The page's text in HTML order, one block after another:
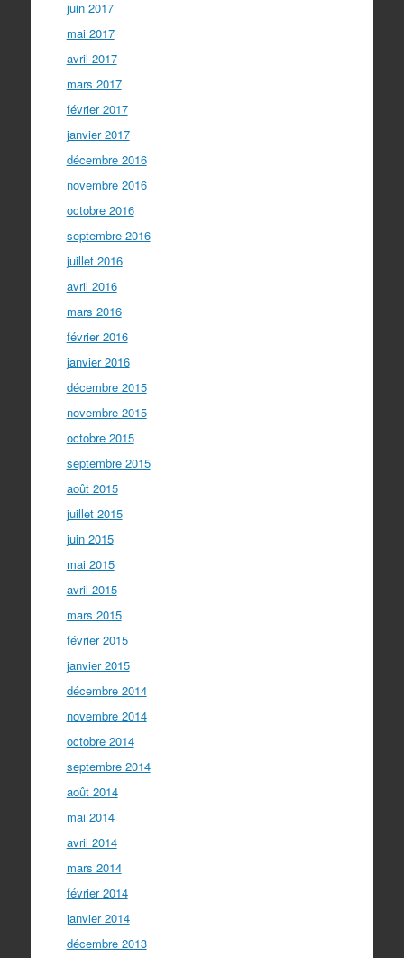
juin 2017
mai 2017
avril 2017
mars 2017
février 2017
janvier 2017
décembre 2016
novembre 2016
octobre 2016
septembre 2016
juillet 2016
avril 2016
mars 2016
février 2016
janvier 2016
décembre 2015
novembre 2015
octobre 2015
septembre 2015
août 2015
juillet 2015
juin 2015
mai 2015
avril 2015
mars 2015
février 2015
janvier 2015
décembre 2014
novembre 2014
octobre 2014
septembre 2014
août 2014
mai 2014
avril 2014
mars 2014
février 2014
janvier 2014
décembre 2013